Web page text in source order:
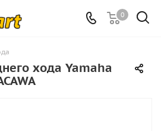
0
хода Yamaha